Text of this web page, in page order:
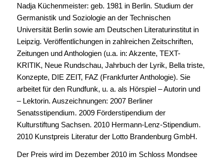
Nadja Küchenmeister: geb. 1981 in Berlin. Studium der
Germanistik und Soziologie an der Technischen
Universität Berlin sowie am Deutschen Literaturinstitut in
Leipzig. Veröffentlichungen in zahlreichen Zeitschriften,
Zeitungen und Anthologien (u.a. in: Akzente, TEXT-
KRITIK, Neue Rundschau, Jahrbuch der Lyrik, Bella triste,
Konzepte, DIE ZEIT, FAZ (Frankfurter Anthologie). Sie
arbeitet für den Rundfunk, u. a. als Hörspiel – Autorin und
– Lektorin. Auszeichnungen: 2007 Berliner
Senatsstipendium. 2009 Förderstipendium der
Kulturstiftung Sachsen. 2010 Hermann-Lenz-Stipendium.
2010 Kunstpreis Literatur der Lotto Brandenburg GmbH.
Der Preis wird im Dezember 2010 im Schloss Mondsee